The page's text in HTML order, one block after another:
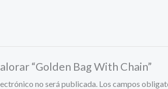
“Golden Bag With Chain”
no será publicada. Los campos